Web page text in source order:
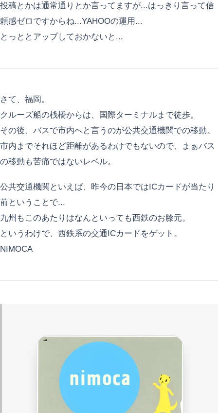
投稿とかは通常通りとか言ってますが...はっきり言って信
頼感ゼロですからね...YAHOOの運用...
とっととアップしておかないと...
さて、福岡。
クルーズ船の桟橋からは、国際ターミナルまで徒歩。
その後、バスで市内へと言うのが公共交通機関での移動。
市内までそれほど距離があるわけでもないので、まぁバス
の移動も苦痛ではないレベル。
公共交通機関といえば、昨今の日本ではICカードが当たり
前ということで...
九州もこのあたりはなんといっても西鉄のお膝元。
というわけで、西鉄系の交通ICカードをゲット。
NIMOCA